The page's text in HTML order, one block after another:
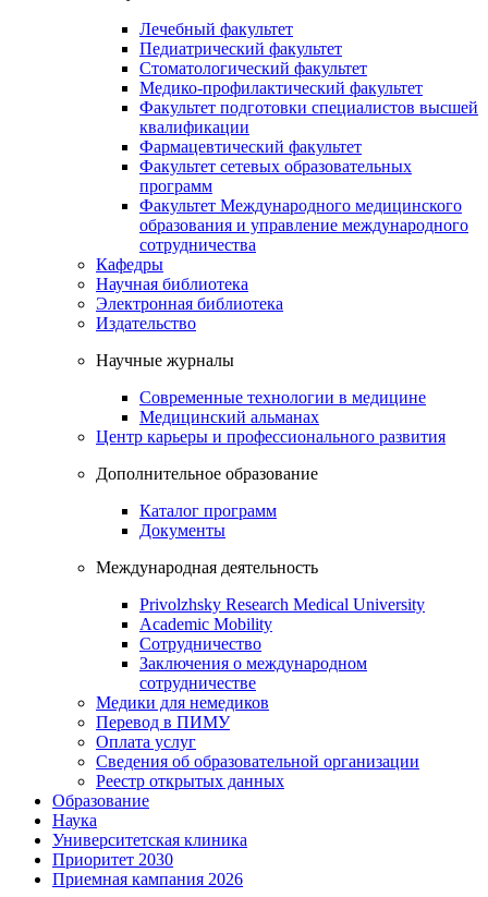
Лечебный факультет
Педиатрический факультет
Стоматологический факультет
Медико-профилактический факультет
Факультет подготовки специалистов высшей
квалификации
Фармацевтический факультет
Факультет сетевых образовательных
программ
Факультет Международного медицинского
образования и управление международного
сотрудничества
Кафедры
Научная библиотека
Электронная библиотека
Издательство
Научные журналы
Современные технологии в медицине
Медицинский альманах
Центр карьеры и профессионального развития
Дополнительное образование
Каталог программ
Документы
Международная деятельность
Privolzhsky Research Medical University
Academic Mobility
Сотрудничество
Заключения о международном
сотрудничестве
Медики для немедиков
Перевод в ПИМУ
Оплата услуг
Сведения об образовательной организации
Реестр открытых данных
Образование
Наука
Университетская клиника
Приоритет 2030
Приемная кампания 2026